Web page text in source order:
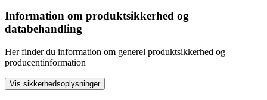
Information om produktsikkerhed og
databehandling
Her finder du information om generel produktsikkerhed og
producentinformation
Vis sikkerhedsoplysninger